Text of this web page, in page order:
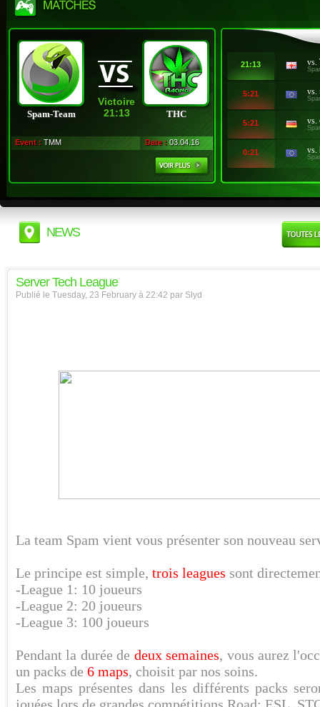
Spam-Team
Victoire
21:13
THC
Event : TMM Date : 03.04.16
21:13 vs.
5:21 vs.
5:21 vs.
0:21 vs.
NEWS
Server Tech League
Publié le Tuesday, 23 February à 22:42 par Slyd
La team Spam vient vous présenter son nouveau
Le principe est simple, trois leagues sont
-League 1: 10 joueurs
-League 2: 20 joueurs
-League 3: 100 joueurs
Pendant la durée de deux semaines, vous aurez
un packs de 6 maps, choisit par nos soins.
Les maps présentes dans les différents packs